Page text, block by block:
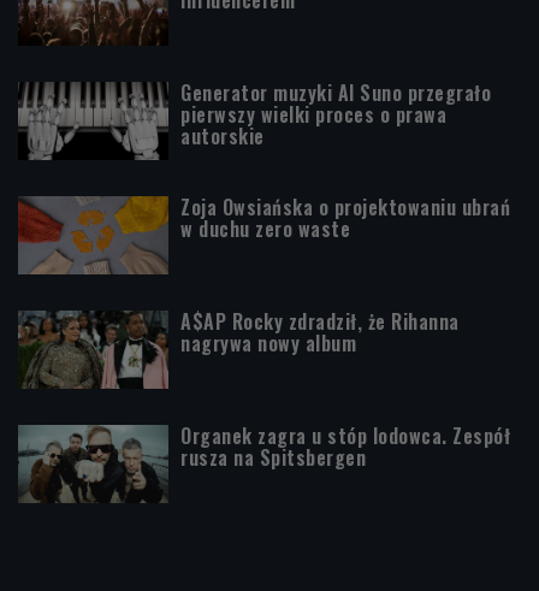
Generator muzyki AI Suno przegrało
pierwszy wielki proces o prawa
autorskie
Zoja Owsiańska o projektowaniu ubrań
w duchu zero waste
A$AP Rocky zdradził, że Rihanna
nagrywa nowy album
Organek zagra u stóp lodowca. Zespół
rusza na Spitsbergen